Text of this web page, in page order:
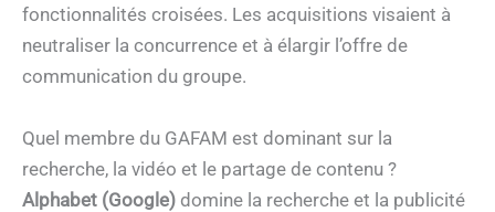
fonctionnalités croisées. Les acquisitions visaient à
neutraliser la concurrence et à élargir l’offre de
communication du groupe.
Quel membre du GAFAM est dominant sur la
recherche, la vidéo et le partage de contenu ?
Alphabet (Google) domine la recherche et la publicité